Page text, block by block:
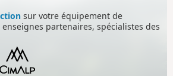
sur votre équipement de
partenaires, spécialistes des